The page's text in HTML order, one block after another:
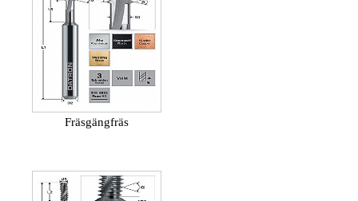
Fräsgängfräs